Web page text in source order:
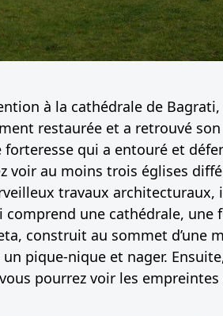
à la cathédrale de
restaurée et a retrouvé
forteresse qui a entouré et
voir au moins trois églises
travaux
comprend une cathédrale, une
construit au sommet d’une
un pique-nique et nager.
pourrez voir les